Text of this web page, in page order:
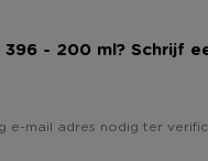
- 200 ml? Schrijf
e-mail adres nodig ter